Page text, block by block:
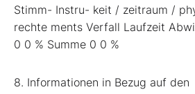
Stimm- Instru- keit / zeitraum /
rechte ments Verfall Laufzeit
0 0 % Summe 0 0 %
8. Informationen in Bezug auf den